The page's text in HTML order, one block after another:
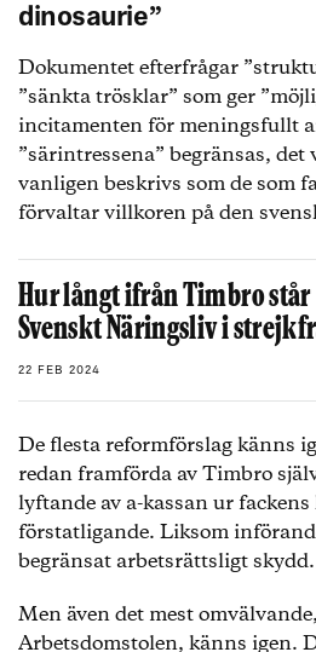
dinosaurie”
Dokumentet efterfrågar
”sänkta trösklar” som ger
incitamenten för meningsfullt
”särintressena” begränsas,
vanligen beskrivs som de som
förvaltar villkoren på den
Hur långt ifrån Timbro står
Svenskt Näringsliv i
22 FEB 2024
De flesta reformförslag känns
redan framförda av Timbro
lyftande av a-kassan ur
förstatligande. Liksom
begränsat arbetsrättsligt skydd.
Men även det mest
Arbetsdomstolen, känns igen.